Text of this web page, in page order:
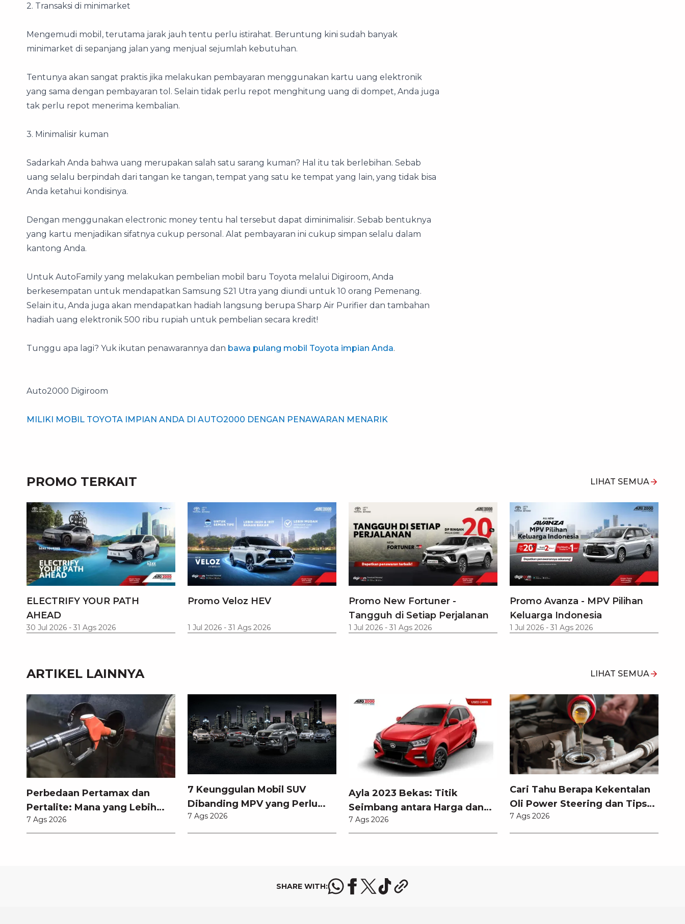
2. Transaksi di minimarket
Mengemudi mobil, terutama jarak jauh tentu perlu istirahat. Beruntung kini sudah banyak
minimarket di sepanjang jalan yang menjual sejumlah kebutuhan.
Tentunya akan sangat praktis jika melakukan pembayaran menggunakan kartu uang elektronik
yang sama dengan pembayaran tol. Selain tidak perlu repot menghitung uang di dompet, Anda juga
tak perlu repot menerima kembalian.
3. Minimalisir kuman
Sadarkah Anda bahwa uang merupakan salah satu sarang kuman? Hal itu tak berlebihan. Sebab
uang selalu berpindah dari tangan ke tangan, tempat yang satu ke tempat yang lain, yang tidak bisa
Anda ketahui kondisinya.
Dengan menggunakan electronic money tentu hal tersebut dapat diminimalisir. Sebab bentuknya
yang kartu menjadikan sifatnya cukup personal. Alat pembayaran ini cukup simpan selalu dalam
kantong Anda.
Untuk AutoFamily yang melakukan pembelian mobil baru Toyota melalui Digiroom, Anda
berkesempatan untuk mendapatkan Samsung S21 Utra yang diundi untuk 10 orang Pemenang.
Selain itu, Anda juga akan mendapatkan hadiah langsung berupa Sharp Air Purifier dan tambahan
hadiah uang elektronik 500 ribu rupiah untuk pembelian secara kredit!
Tunggu apa lagi? Yuk ikutan penawarannya dan bawa pulang mobil Toyota impian Anda.
Auto2000 Digiroom
MILIKI MOBIL TOYOTA IMPIAN ANDA DI AUTO2000 DENGAN PENAWARAN MENARIK
PROMO TERKAIT LIHAT SEMUA
ELECTRIFY YOUR PATH
AHEAD
30 Jul 2026 - 31 Ags 2026
Promo Veloz HEV
1 Jul 2026 - 31 Ags 2026
Promo New Fortuner -
Tangguh di Setiap Perjalanan
1 Jul 2026 - 31 Ags 2026
Promo Avanza - MPV Pilihan
Keluarga Indonesia
1 Jul 2026 - 31 Ags 2026
ARTIKEL LAINNYA LIHAT SEMUA
Perbedaan Pertamax dan
Pertalite: Mana yang Lebih
Baik untuk Mobil Toyota
Anda?
7 Ags 2026
7 Keunggulan Mobil SUV
Dibanding MPV yang Perlu
Anda Ketahui
7 Ags 2026
Ayla 2023 Bekas: Titik
Seimbang antara Harga dan
Pembaruan Teknologi
7 Ags 2026
Cari Tahu Berapa Kekentalan
Oli Power Steering dan Tips
Memilihnya
7 Ags 2026
SHARE WITH: